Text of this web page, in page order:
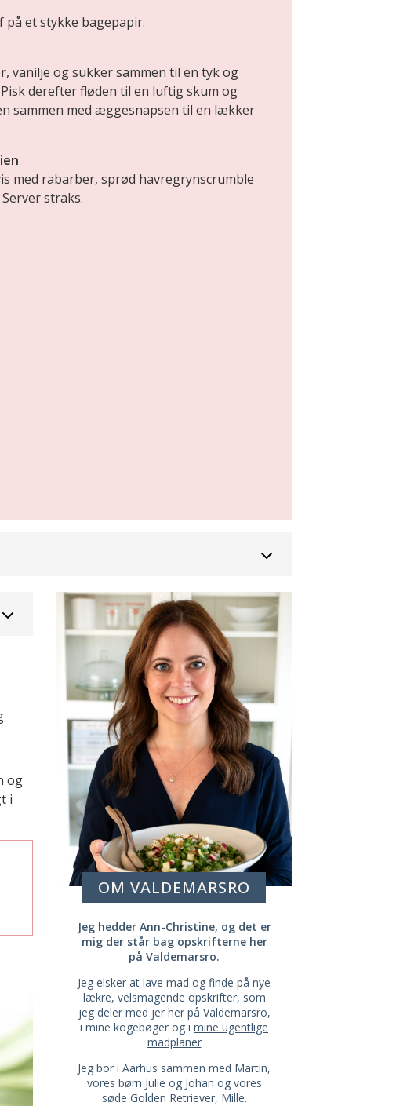
på et stykke bagepapir.
vanilje og sukker sammen til en tyk og
derefter fløden til en luftig skum og
sammen med æggesnapsen til en lækker
med rabarber, sprød havregrynscrumble
straks.
og
i
OM VALDEMARSRO
Jeg hedder Ann-Christine, og det er
mig der står bag opskrifterne her
på Valdemarsro.
Jeg elsker at lave mad og finde på nye
lækre, velsmagende opskrifter, som
jeg deler med jer her på Valdemarsro,
i mine kogebøger og i mine ugentlige
madplaner
Jeg bor i Aarhus sammen med Martin,
vores børn Julie og Johan og vores
søde Golden Retriever, Mille.